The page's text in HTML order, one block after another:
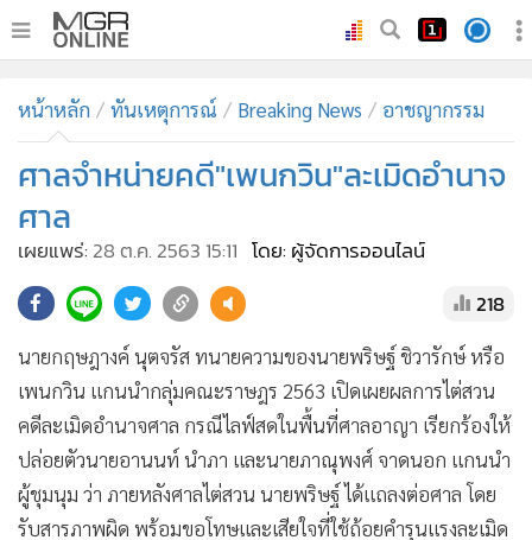
ทันเหตุการณ์
• ภาคใต้
Online Section
• ผู้จัดการรายวัน
• คอลัมนิสต์
• ละคร
• CbizReview
• Cyber BIZ
• ผู้จัดกวน
• Good health & Well-being
หน้าหลัก ทันเหตุการณ์ Breaking News อาชญากรรม
ศาลจำหน่ายคดี"เพนกวิน"ละเมิดอำนาจ
ศาล
เผยแพร่: 28 ต.ค. 2563 15:11 โดย: ผู้จัดการออนไลน์
218
นายกฤษฎางค์ นุตจรัส ทนายความของนายพริษฐ์ ชิวารักษ์ หรือ
เพนกวิน แกนนำกลุ่มคณะราษฎร 2563 เปิดเผยผลการไต่สวน
คดีละเมิดอำนาจศาล กรณีไลฟ์สดในพื้นที่ศาลอาญา เรียกร้องให้
ปล่อยตัวนายอานนท์ นำภา และนายภาณุพงศ์ จาดนอก แกนนำ
ผู้ชุมนุม ว่า ภายหลังศาลไต่สวน นายพริษฐ์ ได้แถลงต่อศาล โดย
รับสารภาพผิด พร้อมขอโทษและเสียใจที่ใช้ถ้อยคำรุนแรงละเมิด